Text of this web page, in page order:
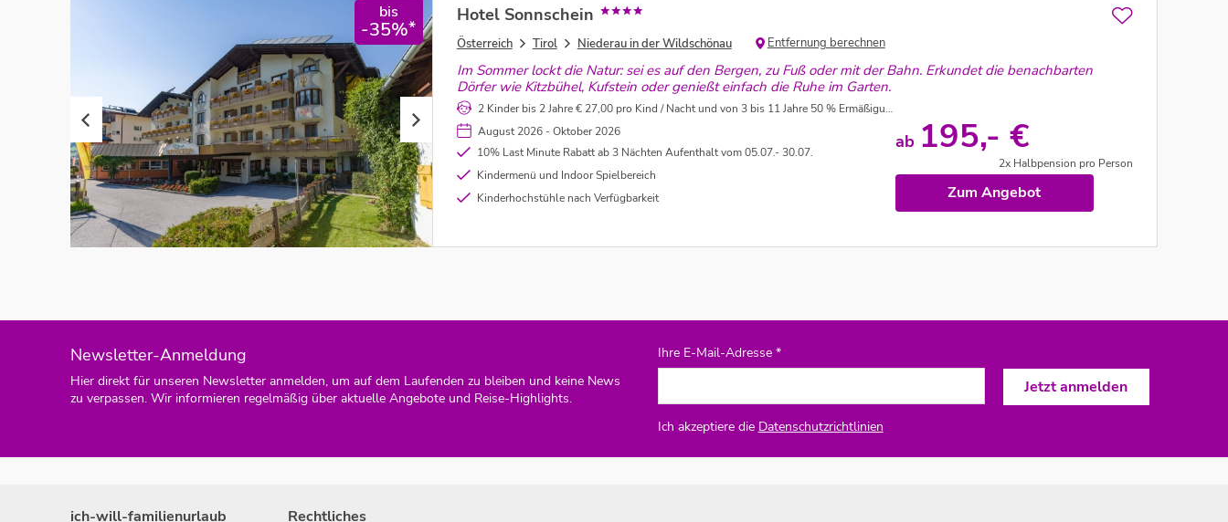
bis
-35%*
Hotel Sonnschein
Österreich Tirol Niederau in der Wildschönau Entfernung berechnen
Im Sommer lockt die Natur: sei es auf den Bergen, zu Fuß oder mit der Bahn. Erkundet die benachbarten
Dörfer wie Kitzbühel, Kufstein oder genießt einfach die Ruhe im Garten.
2 Kinder bis 2 Jahre € 27,00 pro Kind / Nacht und von 3 bis 11 Jahre 50 % Ermäßigung
August 2026 - Oktober 2026
10% Last Minute Rabatt ab 3 Nächten Aufenthalt vom 05.07.- 30.07.
Kindermenü und Indoor Spielbereich
Kinderhochstühle nach Verfügbarkeit
ab 195,- €
2x Halbpension pro Person
Zum Angebot
Newsletter-Anmeldung
Hier direkt für unseren Newsletter anmelden, um auf dem Laufenden zu bleiben und keine News
zu verpassen. Wir informieren regelmäßig über aktuelle Angebote und Reise-Highlights.
Ihre E-Mail-Adresse *
Ich akzeptiere die Datenschutzrichtlinien
ich-will-familienurlaub Rechtliches